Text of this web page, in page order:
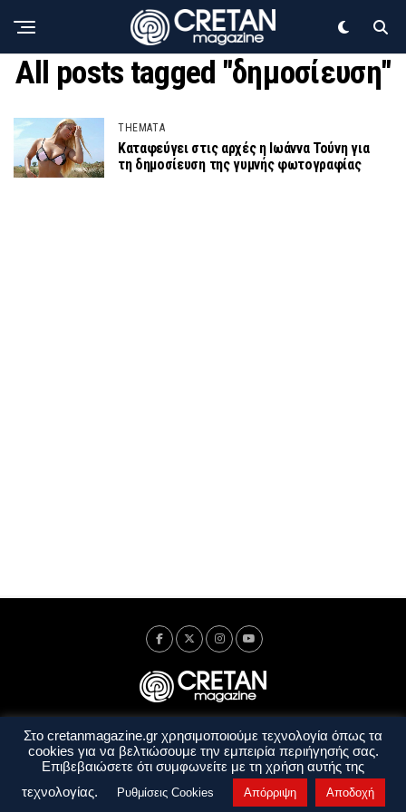
All posts tagged "δημοσίευση"
THEMATA
Καταφεύγει στις αρχές η Ιωάννα Τούνη για
τη δημοσίευση της γυμνής φωτογραφίας
Ταυτότητα Πολιτική Απορρήτου
Όροι Χρήσης
Όροι και Προϋποθέσεις
Στο cretanmagazine.gr χρησιμοποιούμε τεχνολογία όπως τα
cookies για να βελτιώσουμε την εμπειρία περιήγησής σας.
Επιβεβαιώσετε ότι συμφωνείτε με τη χρήση αυτής της
τεχνολογίας.
Ρυθμίσεις Cookies Απόρριψη Αποδοχή